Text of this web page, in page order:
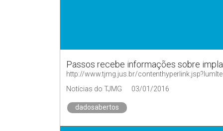
Passos recebe informações sobre
http://www.tjmg.jus.br/
Notícias do TJMG
03/01/2016
dadosabertos